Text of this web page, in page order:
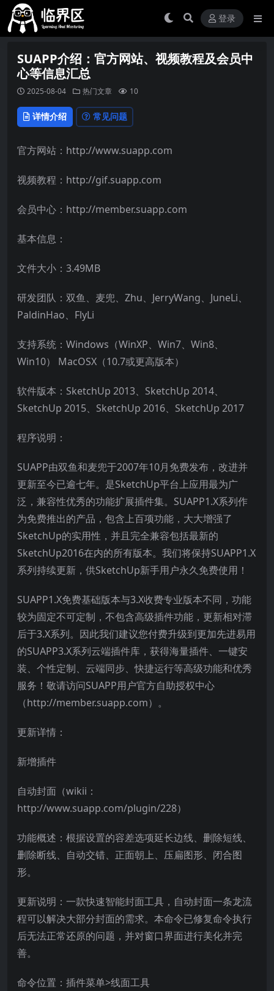
登录
SUAPP介绍：官方网站、视频教程及会员中
心等信息汇总
2025-08-04 热门文章 10
详情介绍 常见问题
官方网站：http://www.suapp.com
视频教程：http://gif.suapp.com
会员中心：http://member.suapp.com
基本信息：
文件大小：3.49MB
研发团队：双鱼、麦兜、Zhu、JerryWang、JuneLi、
PaldinHao、FlyLi
支持系统：Windows（WinXP、Win7、Win8、
Win10） MacOSX（10.7或更高版本）
软件版本：SketchUp 2013、SketchUp 2014、
SketchUp 2015、SketchUp 2016、SketchUp 2017
程序说明：
SUAPP由双鱼和麦兜于2007年10月免费发布，改进并
更新至今已逾七年。是SketchUp平台上应用最为广
泛，兼容性优秀的功能扩展插件集。SUAPP1.X系列作
为免费推出的产品，包含上百项功能，大大增强了
SketchUp的实用性，并且完全兼容包括最新的
SketchUp2016在内的所有版本。我们将保持SUAPP1.X
系列持续更新，供SketchUp新手用户永久免费使用！
SUAPP1.X免费基础版本与3.X收费专业版本不同，功能
较为固定不可定制，不包含高级插件功能，更新相对滞
后于3.X系列。因此我们建议您付费升级到更加先进易用
的SUAPP3.X系列云端插件库，获得海量插件、一键安
装、个性定制、云端同步、快捷运行等高级功能和优秀
服务！敬请访问SUAPP用户官方自助授权中心
（http://member.suapp.com）。
更新详情：
新增插件
自动封面（wikii：
http://www.suapp.com/plugin/228）
功能概述：根据设置的容差选项延长边线、删除短线、
删除断线、自动交错、正面朝上、压扁图形、闭合图
形。
更新说明：一款快速智能封面工具，自动封面一条龙流
程可以解决大部分封面的需求。本命令已修复命令执行
后无法正常还原的问题，并对窗口界面进行美化并完
善。
命令位置：插件菜单>线面工具